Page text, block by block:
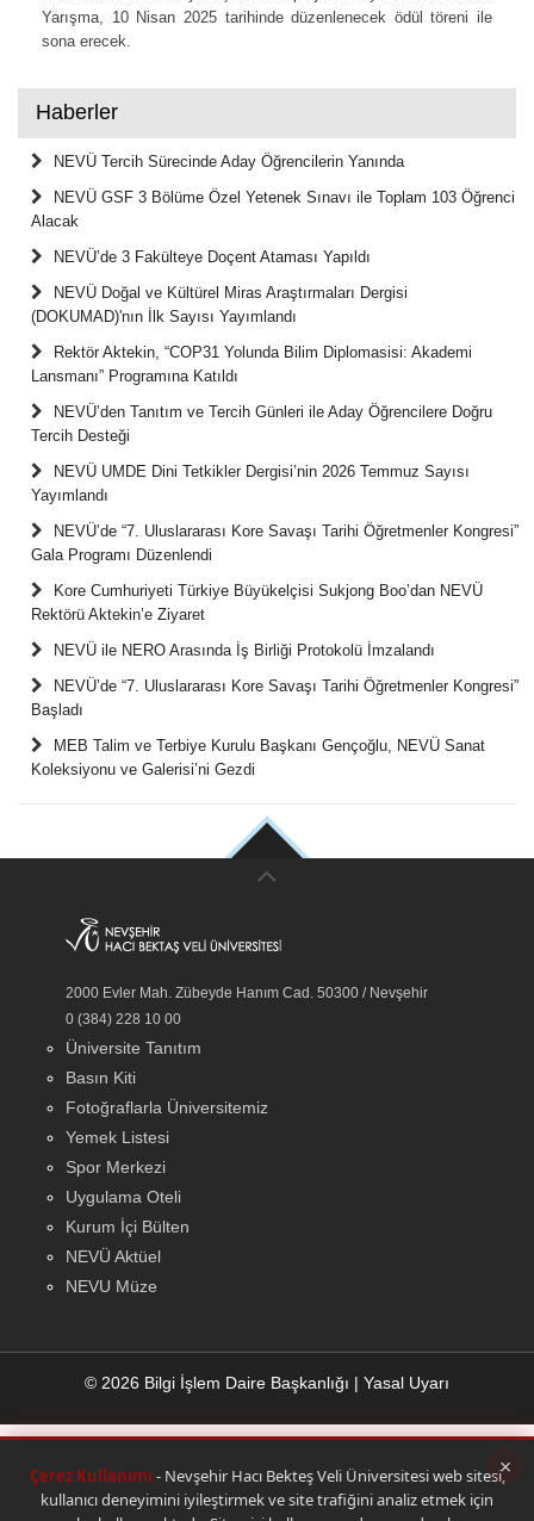
×
Çerez Kullanımı - Nevşehir Hacı Bekteş Veli Üniversitesi web sitesi,
kullanıcı deneyimini iyileştirmek ve site trafiğini analiz etmek için
Yarışma, 10 Nisan 2025 tarihinde düzenlenecek ödül töreni ile
sona erecek.
Haberler
NEVÜ Tercih Sürecinde Aday Öğrencilerin Yanında
NEVÜ GSF 3 Bölüme Özel Yetenek Sınavı ile Toplam 103 Öğrenci
Alacak
NEVÜ’de 3 Fakülteye Doçent Ataması Yapıldı
NEVÜ Doğal ve Kültürel Miras Araştırmaları Dergisi
(DOKUMAD)'nın İlk Sayısı Yayımlandı
Rektör Aktekin, “COP31 Yolunda Bilim Diplomasisi: Akademi
Lansmanı” Programına Katıldı
NEVÜ’den Tanıtım ve Tercih Günleri ile Aday Öğrencilere Doğru
Tercih Desteği
NEVÜ UMDE Dini Tetkikler Dergisi’nin 2026 Temmuz Sayısı
Yayımlandı
NEVÜ’de “7. Uluslararası Kore Savaşı Tarihi Öğretmenler Kongresi”
Gala Programı Düzenlendi
Kore Cumhuriyeti Türkiye Büyükelçisi Sukjong Boo’dan NEVÜ
Rektörü Aktekin’e Ziyaret
NEVÜ ile NERO Arasında İş Birliği Protokolü İmzalandı
NEVÜ’de “7. Uluslararası Kore Savaşı Tarihi Öğretmenler Kongresi”
Başladı
MEB Talim ve Terbiye Kurulu Başkanı Gençoğlu, NEVÜ Sanat
Koleksiyonu ve Galerisi’ni Gezdi
2000 Evler Mah. Zübeyde Hanım Cad. 50300 / Nevşehir
0 (384) 228 10 00
Üniversite Tanıtım
Basın Kiti
Fotoğraflarla Üniversitemiz
Yemek Listesi
Spor Merkezi
Uygulama Oteli
Kurum İçi Bülten
NEVÜ Aktüel
NEVU Müze
© 2026 Bilgi İşlem Daire Başkanlığı | Yasal Uyarı